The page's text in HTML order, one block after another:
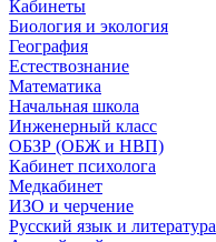
Кабинеты
Биология и экология
География
Естествознание
Математика
Начальная школа
Инженерный класс
ОБЗР (ОБЖ и НВП)
Кабинет психолога
Медкабинет
ИЗО и черчение
Русский язык и литература